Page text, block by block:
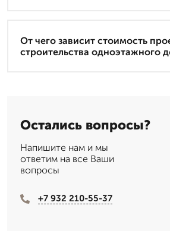
От чего зависит стоимость
строительства одноэтажного
Остались вопросы?
Напишите нам и мы
ответим на все Ваши
вопросы
+7 932 210-55-37